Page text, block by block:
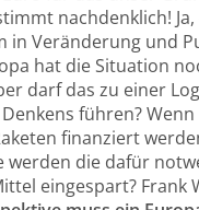
nachdenklich!
in Veränderung und
hat die Situation
darf das zu einer
führen?
finanziert
werden die dafür
eingespart? Frank